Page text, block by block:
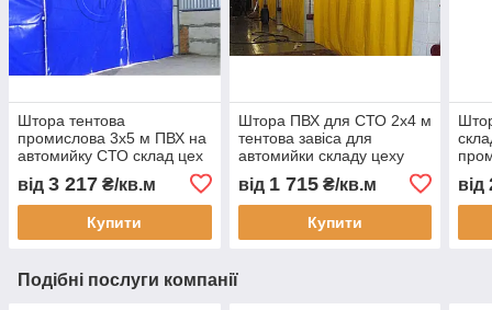
Штора тентова
промислова 3х5 м ПВХ на
автомийку СТО склад цех
водонепроникна під
замовлення швидке
виготовлення
від 3 217 ₴/кв.м
Купити
Штора ПВХ для СТО 2x4 м
тентова завіса для
автомийки складу цеху
пилу вологи тепла з
монтажем Тент Строй
від 1 715₴/кв.м
Купити
ПВХ
від
Подібні послуги компанії